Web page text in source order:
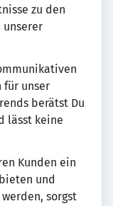
zu den
unserer
für unser
berätst Du
lässt keine
Kunden ein
und
sorgst